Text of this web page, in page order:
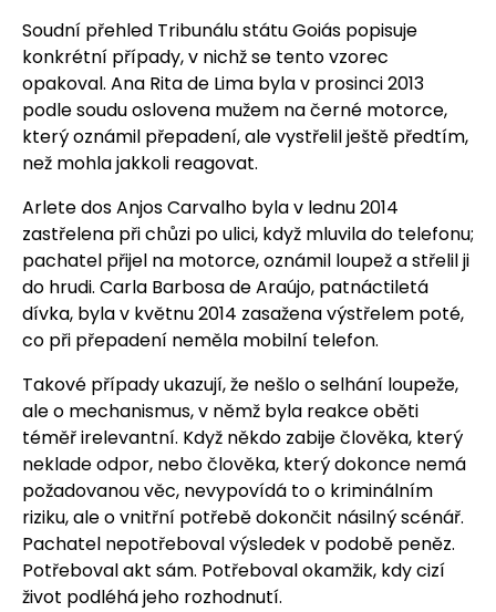
Soudní přehled Tribunálu státu Goiás popisuje
konkrétní případy, v nichž se tento vzorec
opakoval. Ana Rita de Lima byla v prosinci 2013
podle soudu oslovena mužem na černé motorce,
který oznámil přepadení, ale vystřelil ještě předtím,
než mohla jakkoli reagovat.
Arlete dos Anjos Carvalho byla v lednu 2014
zastřelena při chůzi po ulici, když mluvila do telefonu;
pachatel přijel na motorce, oznámil loupež a střelil ji
do hrudi. Carla Barbosa de Araújo, patnáctiletá
dívka, byla v květnu 2014 zasažena výstřelem poté,
co při přepadení neměla mobilní telefon.
Takové případy ukazují, že nešlo o selhání loupeže,
ale o mechanismus, v němž byla reakce oběti
téměř irelevantní. Když někdo zabije člověka, který
neklade odpor, nebo člověka, který dokonce nemá
požadovanou věc, nevypovídá to o kriminálním
riziku, ale o vnitřní potřebě dokončit násilný scénář.
Pachatel nepotřeboval výsledek v podobě peněz.
Potřeboval akt sám. Potřeboval okamžik, kdy cizí
život podléhá jeho rozhodnutí.